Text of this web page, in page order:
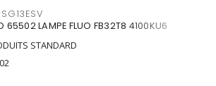
65502 LAMPE FLUO FB32T8 4100KU6
STANDARD